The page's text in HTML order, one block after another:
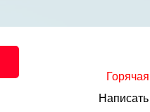
Написать